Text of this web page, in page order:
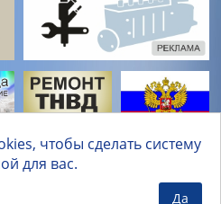
чтобы сделать систему
для вас.
Да